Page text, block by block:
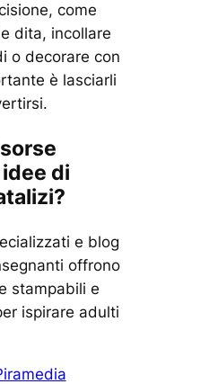
come
dita, incollare
o decorare con
è lasciarli
di
e blog
offrono
stampabili e
ispirare adulti